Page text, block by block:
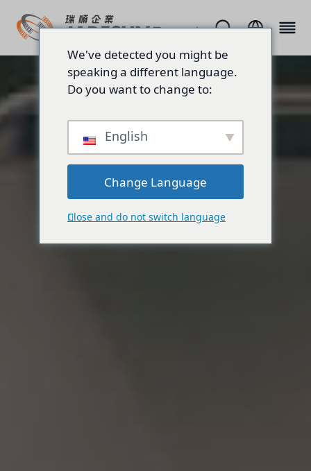
We've detected you might be
speaking a different language.
Do you want to change to:
English
Change Language
Close and do not switch language